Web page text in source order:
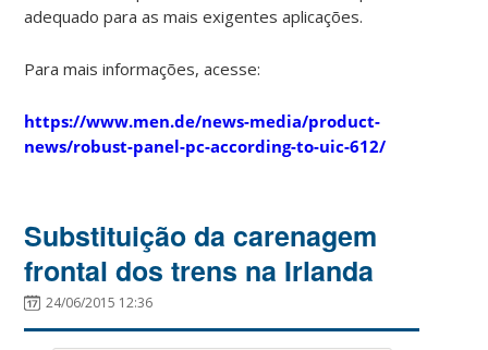
adequado para as mais exigentes aplicações.
Para mais informações, acesse:
https://www.men.de/news-media/product-
news/robust-panel-pc-according-to-uic-612/
Substituição da carenagem
frontal dos trens na Irlanda
24/06/2015 12:36